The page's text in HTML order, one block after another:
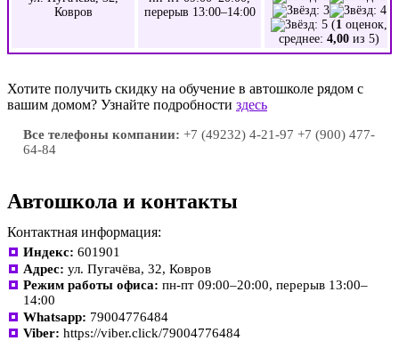
Ковров
перерыв 13:00–14:00
(1 оценок,
среднее: 4,00 из 5)
Хотите получить скидку на обучение в автошколе рядом с
вашим домом? Узнайте подробности здесь
Все телефоны компании: +7 (49232) 4-21-97 +7 (900) 477-
64-84
Автошкола и контакты
Контактная информация:
Индекс: 601901
Адрес: ул. Пугачёва, 32, Ковров
Режим работы офиса: пн-пт 09:00–20:00, перерыв 13:00–
14:00
Whatsapp: 79004776484
Viber: https://viber.click/79004776484